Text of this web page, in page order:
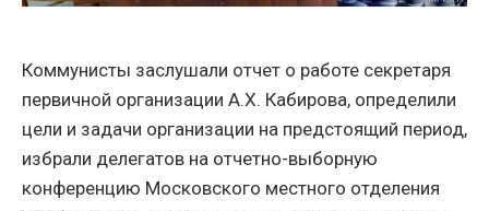
Коммунисты заслушали отчет о работе секретаря
первичной организации А.Х. Кабирова, определили
цели и задачи организации на предстоящий период,
избрали делегатов на отчетно-выборную
конференцию Московского местного отделения